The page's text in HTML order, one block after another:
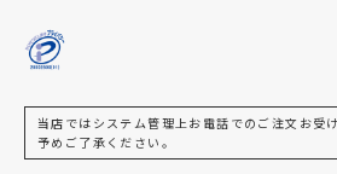
当店ではシステム管理上お電話でのご注文お受
予めご了承ください。